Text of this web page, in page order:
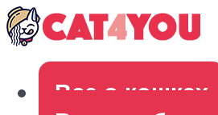
Все о кошках